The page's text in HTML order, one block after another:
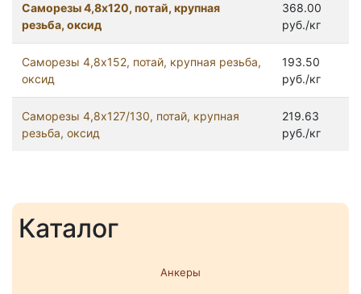
Каталог
Анкеры
Саморезы 4,8х120, потай, крупная
резьба, оксид
368.00
руб./кг
Саморезы 4,8х152, потай, крупная резьба,
оксид
193.50
руб./кг
Саморезы 4,8х127/130, потай, крупная
резьба, оксид
219.63
руб./кг